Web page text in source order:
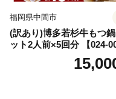
福岡県中間市
(訳あり)博多若杉牛もつ
ット2人前×5回分 【024-